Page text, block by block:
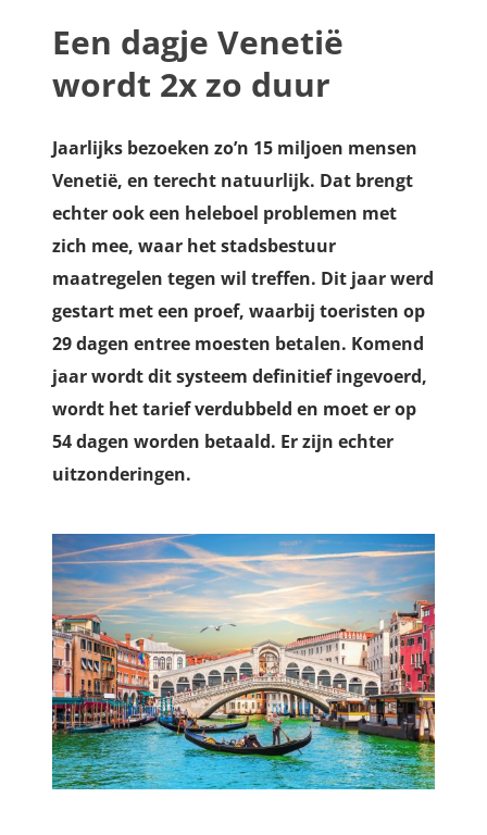
Een dagje Venetië
wordt 2x zo duur
Jaarlijks bezoeken zo’n 15 miljoen mensen
Venetië, en terecht natuurlijk. Dat brengt
echter ook een heleboel problemen met
zich mee, waar het stadsbestuur
maatregelen tegen wil treffen. Dit jaar werd
gestart met een proef, waarbij toeristen op
29 dagen entree moesten betalen. Komend
jaar wordt dit systeem definitief ingevoerd,
wordt het tarief verdubbeld en moet er op
54 dagen worden betaald. Er zijn echter
uitzonderingen.